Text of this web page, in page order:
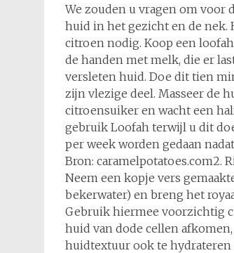
We zouden u vragen om voor
huid in het gezicht en de nek.
citroen nodig. Koop een
de handen met melk, die er
versleten huid. Doe dit tien
zijn vlezige deel. Masseer de
citroensuiker en wacht een
gebruik Loofah terwijl u dit
per week worden gedaan
Bron: caramelpotatoes.com2.
Neem een kopje vers
bekerwater) en breng het
Gebruik hiermee voorzichtig
huid van dode cellen
huidtextuur ook te hydrateren